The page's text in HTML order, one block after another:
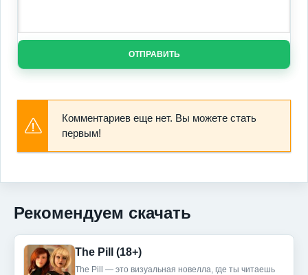
ОТПРАВИТЬ
Комментариев еще нет. Вы можете стать
первым!
Рекомендуем скачать
The Pill (18+)
The Pill — это визуальная новелла, где ты читаешь